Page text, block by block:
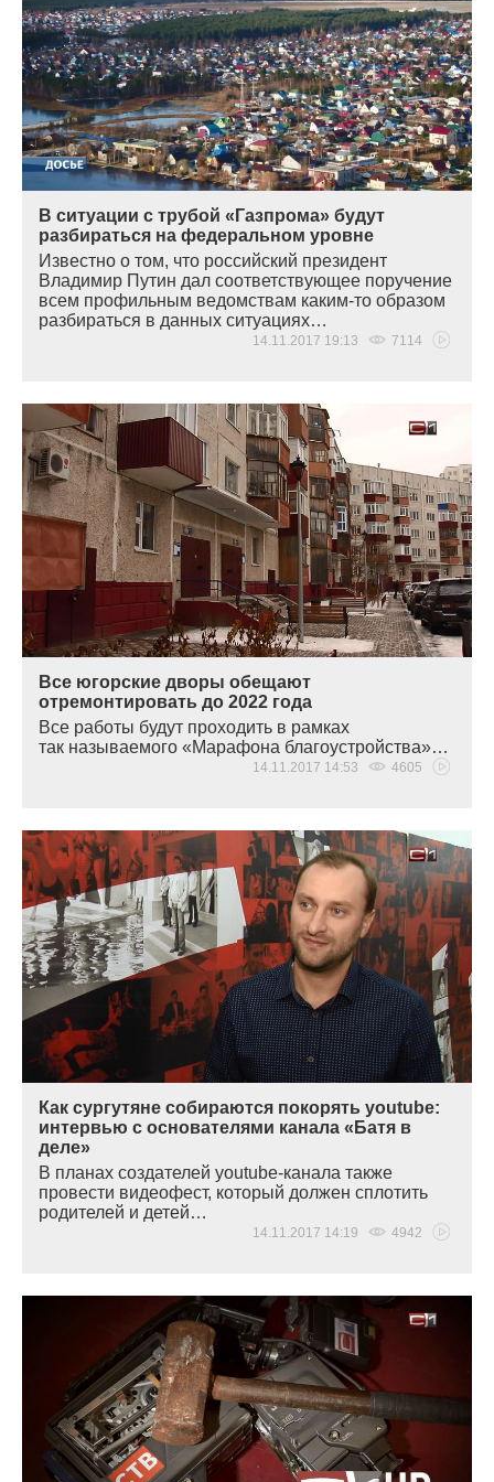
В ситуации с трубой «Газпрома» будут
разбираться на федеральном уровне
Известно о том, что российский президент
Владимир Путин дал соответствующее поручение
всем профильным ведомствам каким-то образом
разбираться в данных ситуациях…
14.11.2017 19:13 7114
Все югорские дворы обещают
отремонтировать до 2022 года
Все работы будут проходить в рамках
так называемого «Марафона благоустройства»…
14.11.2017 14:53 4605
Как сургутяне собираются покорять youtube:
интервью с основателями канала «Батя в
деле»
В планах создателей youtube-канала также
провести видеофест, который должен сплотить
родителей и детей…
14.11.2017 14:19 4942